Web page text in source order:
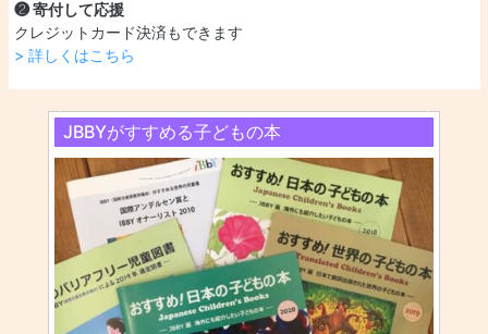
❷ 寄付して応援
クレジットカード決済もできます
> 詳しくはこちら
JBBYがすすめる子どもの本